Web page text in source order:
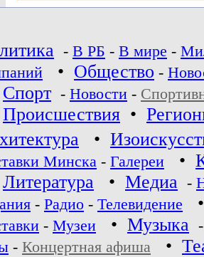
- В РБ - В мире -
• Общество -
Спорт - Новости -
Происшествия •
•
Минска - Галереи •
Литература • Медиа -
- Радио - Телевидение
- Музеи • Музыка
- Концертная афиша •